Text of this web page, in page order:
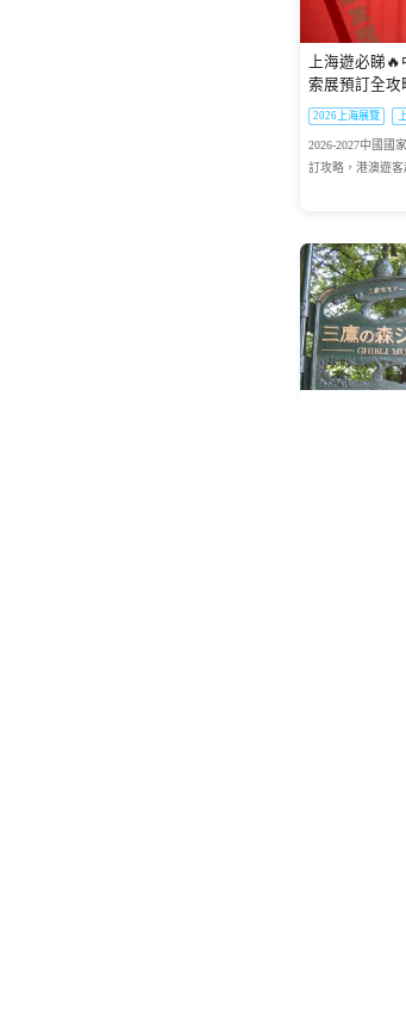
上海遊必睇
索展預訂全攻
2026上海展覽
2026-2027中國國
訂攻略，港澳遊客